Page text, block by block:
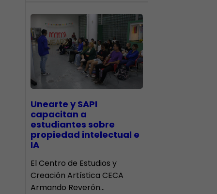
Unearte y SAPI
capacitan a
estudiantes sobre
propiedad intelectual e
IA
El Centro de Estudios y
Creación Artística CECA
Armando Reverón…